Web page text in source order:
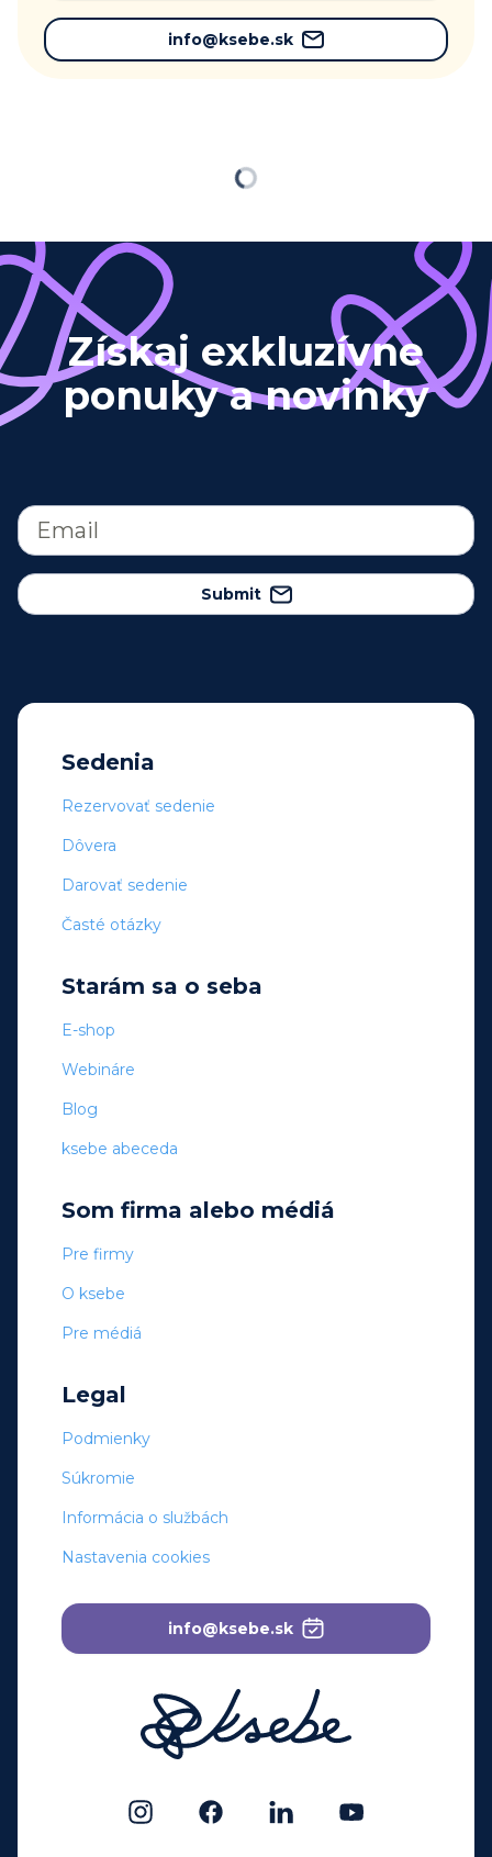
info@ksebe.sk
Loading
Získaj exkluzívne
ponuky a novinky
Submit
Sedenia
Rezervovať sedenie
Dôvera
Darovať sedenie
Časté otázky
Starám sa o seba
E-shop
Webináre
Blog
ksebe abeceda
Som firma alebo médiá
Pre firmy
O ksebe
Pre médiá
Legal
Podmienky
Súkromie
Informácia o službách
Nastavenia cookies
info@ksebe.sk